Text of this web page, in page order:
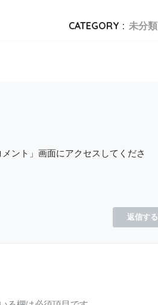
CATEGORY : 未分類
ント」画面にアクセスしてくださ
返信する